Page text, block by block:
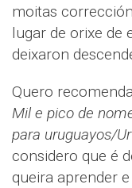
moitas
lugar de orixe de
deixaron
Quero
Mil e pico de
para uruguayos/
considero que é
queira aprender